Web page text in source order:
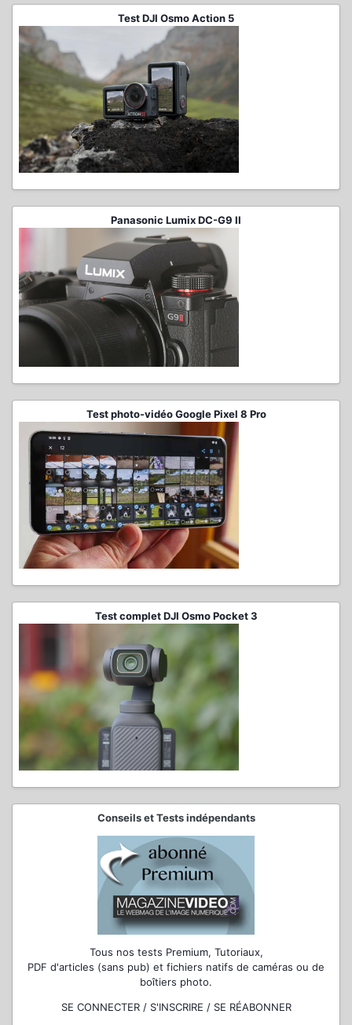
Test DJI Osmo Action 5
Panasonic Lumix DC-G9 II
Test photo-vidéo Google Pixel 8 Pro
Test complet DJI Osmo Pocket 3
Conseils et Tests indépendants
Tous nos tests Premium, Tutoriaux,
PDF d'articles (sans pub) et fichiers natifs de caméras ou de
boîtiers photo.
SE CONNECTER / S'INSCRIRE / SE RÉABONNER